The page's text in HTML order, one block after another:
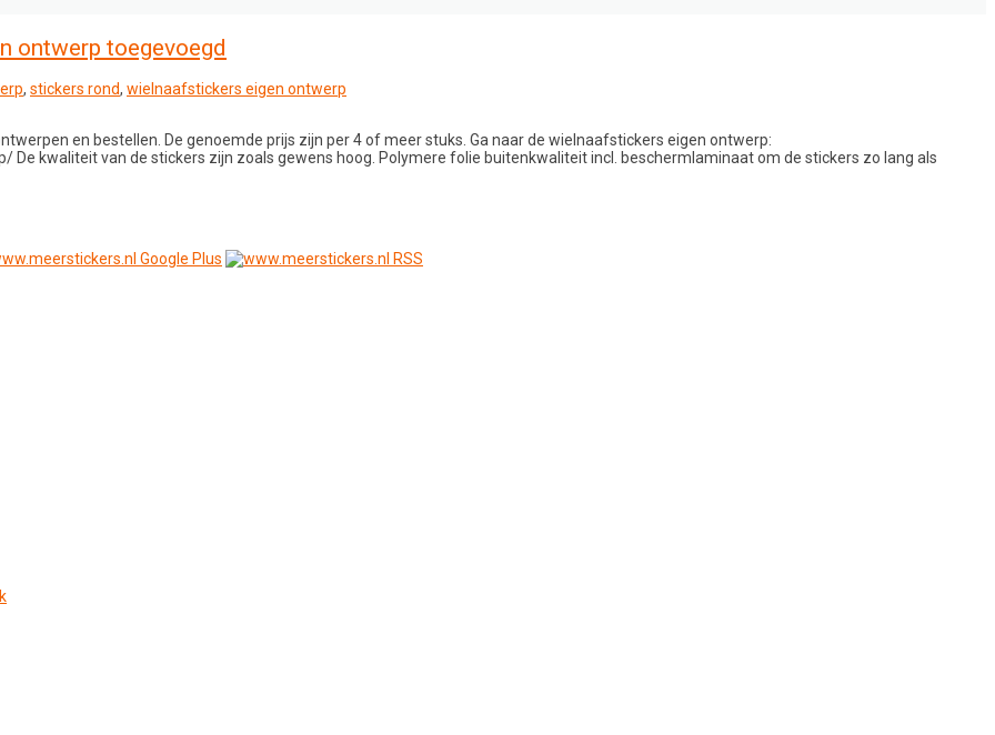
ontwerp toegevoegd
, stickers rond, wielnaafstickers eigen ontwerp
en bestellen. De genoemde prijs zijn per 4 of meer stuks. Ga naar de wielnaafstickers eigen ontwerp:
kwaliteit van de stickers zijn zoals gewens hoog. Polymere folie buitenkwaliteit incl. beschermlaminaat om de stickers zo lang als